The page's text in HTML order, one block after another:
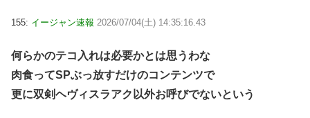
155: イージャン速報 2026/07/04(土) 14:35:16.43
何らかのテコ入れは必要かとは思うわな
肉食ってSPぶっ放すだけのコンテンツで
更に双剣ヘヴィスラアク以外お呼びでないという